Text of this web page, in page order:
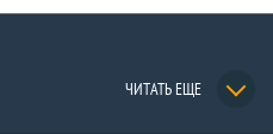
ЧИТАТЬ ЕЩЕ